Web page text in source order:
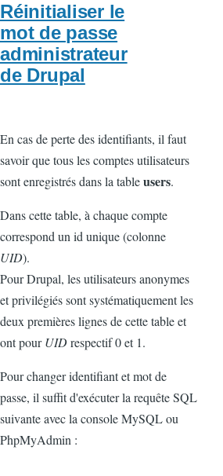
Réinitialiser le
mot de passe
administrateur
de Drupal
En cas de perte des identifiants, il faut
savoir que tous les comptes utilisateurs
sont enregistrés dans la tableusers.
Dans cette table, à chaque compte
correspond un id unique (colonne
UID).
Pour Drupal, les utilisateurs anonymes
et privilégiés sont systématiquement les
deux premières lignes de cette table et
ont pourUIDrespectif 0 et 1.
Pour changer identifiant et mot de
passe, il suffit d'exécuter la requête SQL
suivante avec la console MySQL ou
PhpMyAdmin :